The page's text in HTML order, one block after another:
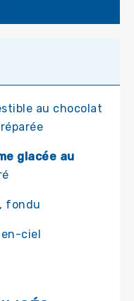
au chocolat
glacée au
fondu
ciel